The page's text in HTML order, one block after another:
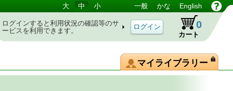
大 中 小 一般 かな English
ログインすると利用状況の確認等のサ
ービスを利用できます。
カート
0
マイライブラリー